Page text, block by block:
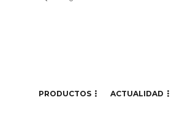
PRODUCTOS ACTUALIDAD